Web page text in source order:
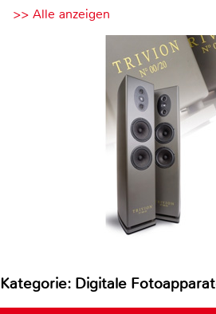
>> Alle anzeigen
Kategorie: Digitale